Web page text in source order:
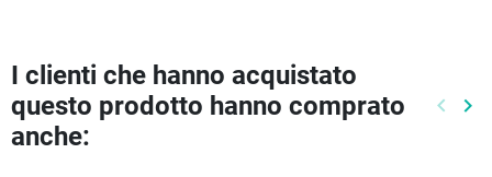
I clienti che hanno acquistato
questo prodotto hanno comprato
anche:
keyboard_arrow_left keyboard_arrow_right